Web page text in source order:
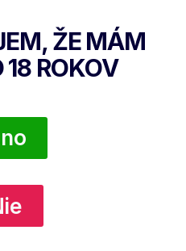
ŽE MÁM
18 ROKOV